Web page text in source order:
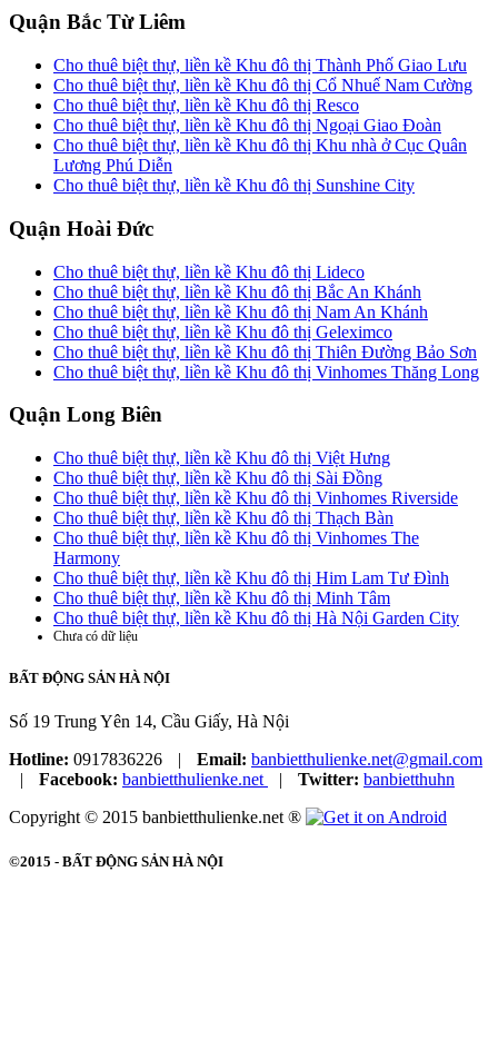
Quận Bắc Từ Liêm
Cho thuê biệt thự, liền kề Khu đô thị Thành Phố Giao Lưu
Cho thuê biệt thự, liền kề Khu đô thị Cổ Nhuế Nam Cường
Cho thuê biệt thự, liền kề Khu đô thị Resco
Cho thuê biệt thự, liền kề Khu đô thị Ngoại Giao Đoàn
Cho thuê biệt thự, liền kề Khu đô thị Khu nhà ở Cục Quân
Lương Phú Diễn
Cho thuê biệt thự, liền kề Khu đô thị Sunshine City
Quận Hoài Đức
Cho thuê biệt thự, liền kề Khu đô thị Lideco
Cho thuê biệt thự, liền kề Khu đô thị Bắc An Khánh
Cho thuê biệt thự, liền kề Khu đô thị Nam An Khánh
Cho thuê biệt thự, liền kề Khu đô thị Geleximco
Cho thuê biệt thự, liền kề Khu đô thị Thiên Đường Bảo Sơn
Cho thuê biệt thự, liền kề Khu đô thị Vinhomes Thăng Long
Quận Long Biên
Cho thuê biệt thự, liền kề Khu đô thị Việt Hưng
Cho thuê biệt thự, liền kề Khu đô thị Sài Đồng
Cho thuê biệt thự, liền kề Khu đô thị Vinhomes Riverside
Cho thuê biệt thự, liền kề Khu đô thị Thạch Bàn
Cho thuê biệt thự, liền kề Khu đô thị Vinhomes The
Harmony
Cho thuê biệt thự, liền kề Khu đô thị Him Lam Tư Đình
Cho thuê biệt thự, liền kề Khu đô thị Minh Tâm
Cho thuê biệt thự, liền kề Khu đô thị Hà Nội Garden City
Chưa có dữ liệu
BẤT ĐỘNG SẢN HÀ NỘI
Số 19 Trung Yên 14, Cầu Giấy, Hà Nội
Hotline: 0917836226 | Email: banbietthulienke.net@gmail.com
|
Facebook: banbietthulienke.net | Twitter: banbietthuhn
Copyright © 2015 banbietthulienke.net ®
©2015 - BẤT ĐỘNG SẢN HÀ NỘI